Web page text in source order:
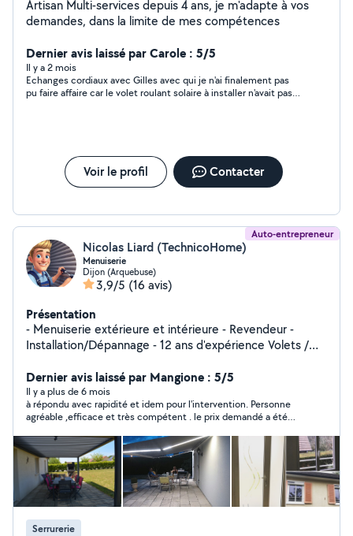
Artisan Multi-services depuis 4 ans, je m'adapte à vos
demandes, dans la limite de mes compétences
Dernier avis laissé par Carole : 5/5
Il y a 2 mois
Echanges cordiaux avec Gilles avec qui je n'ai finalement pas
pu faire affaire car le volet roulant solaire à installer n'avait pas
Voir le profil Contacter
Auto-entrepreneur
Nicolas Liard (TechnicoHome)
Menuiserie
Dijon (Arquebuse)
3,9/5 (16 avis)
Présentation
- Menuiserie extérieure et intérieure - Revendeur -
Installation/Dépannage - 12 ans d'expérience Volets /
Corps / Pergolas / Stores intérieurs et extérieurs -
Serrurerie - Motorisation des volets/stores/Portails
manuels - Portes intérieures / parquet
Dernier avis laissé par Mangione : 5/5
Il y a plus de 6 mois
à répondu avec rapidité et idem pour l'intervention. Personne
agréable ,efficace et très compétent . le prix demandé a été
recommande fortement
Serrurerie